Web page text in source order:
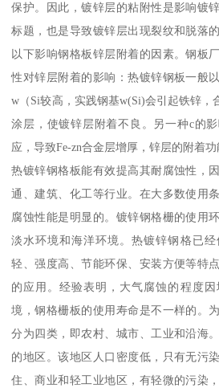
保护。因此，镀锌层的粘附性是影响镀
标题，也是导致镀锌层出现裂纹和脱落
以下影响钢格板锌层附着的因素。钢板
性对锌层附着的影响：热镀锌钢板一般
w（Si较高，实践钢基w(Si)会引起铁锌，
涂层，使镀锌层附着不良。另一种c的
应，导致Fe-zn合金层增厚，锌层的附着功
热镀锌钢格板能有效提高其耐腐蚀性，
通、建筑、化工等行业。在大多数使用
腐蚀性能是明显的。镀锌钢格栅的使用
淡水环境和海洋环境。热镀锌钢格已
轻、强度高、节能环保、安装方便等特
的应用。经验表明，大气腐蚀的程度
境，钢格栅板的使用寿命是不一样的。
分为四类，即农村、城市、工业和沿海
的地区。该地区人口密度低，只有无污
住、商业和轻工业地区，有轻微的污染